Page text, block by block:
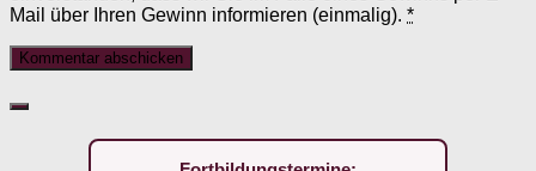
Mail über Ihren Gewinn informieren (einmalig). *